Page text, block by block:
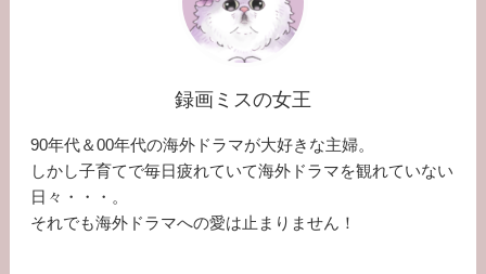
録画ミスの女王
90年代＆00年代の海外ドラマが大好きな主婦。
しかし子育てで毎日疲れていて海外ドラマを観れていない
日々・・・。
それでも海外ドラマへの愛は止まりません！